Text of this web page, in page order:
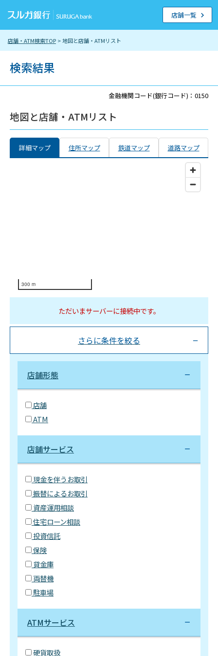
店舗・ATM検索TOP > 地図と店舗・ATMリスト
店舗一覧
検索結果
金融機関コード(銀行コード)：0150
地図と店舗・ATMリスト
詳細マップ 住所マップ 鉄道マップ 道路マップ
300 m
ただいまサーバーに接続中です。
さらに条件を絞る
店舗形態
店舗
ATM
店舗サービス
現金を伴うお取引
振替によるお取引
資産運用相談
住宅ローン相談
投資信託
保険
貸金庫
両替機
駐車場
ATMサービス
硬貨取扱